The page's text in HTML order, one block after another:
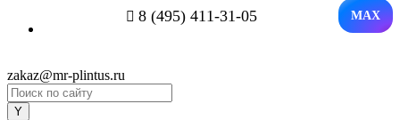
8 (495) 411-31-05 MAX
zakaz@mr-plintus.ru